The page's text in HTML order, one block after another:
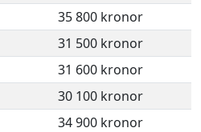
35 800 kronor
31 500 kronor
31 600 kronor
30 100 kronor
34 900 kronor